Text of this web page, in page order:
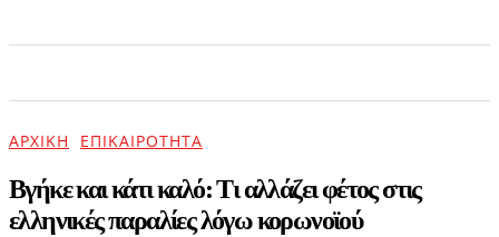
ΑΡΧΙΚΉ ΕΠΙΚΑΙΡΌΤΗΤΑ
Βγήκε και κάτι καλό: Τι αλλάζει φέτος στις
ελληνικές παραλίες λόγω κορωνοϊού